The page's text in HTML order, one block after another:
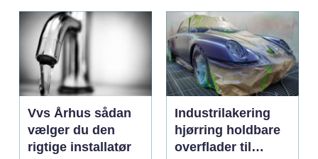
Vvs Århus sådan
vælger du den
rigtige installatør
Industrilakering
hjørring holdbare
overflader til